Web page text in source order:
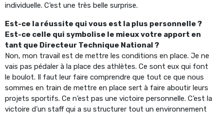
individuelle. C’est une très belle surprise.
Est-ce la réussite qui vous est la plus personnelle ?
Est-ce celle qui symbolise le mieux votre apport en
tant que Directeur Technique National ?
Non, mon travail est de mettre les conditions en place. Je ne
vais pas pédaler à la place des athlètes. Ce sont eux qui font
le boulot. Il faut leur faire comprendre que tout ce que nous
sommes en train de mettre en place sert à faire aboutir leurs
projets sportifs. Ce n’est pas une victoire personnelle. C’est la
victoire d’un staff qui a su structurer tout un environnement